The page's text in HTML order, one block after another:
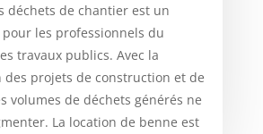
déchets de chantier est un
les professionnels du
travaux publics. Avec la
projets de construction et de
volumes de déchets générés ne
La location de benne est